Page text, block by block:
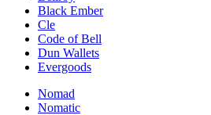
Black Ember
Cle
Code of Bell
Dun Wallets
Evergoods
Nomad
Nomatic